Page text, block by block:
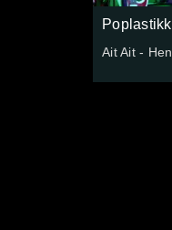
Ait Ait -